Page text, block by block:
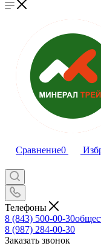
Сравнение0
Телефоны
8 (843) 500-00-30
8 (987) 284-00-30
Заказать звонок